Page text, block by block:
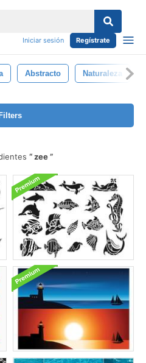
Iniciar sesión Regístrate
Abstracto Naturaleza
Filters
zee